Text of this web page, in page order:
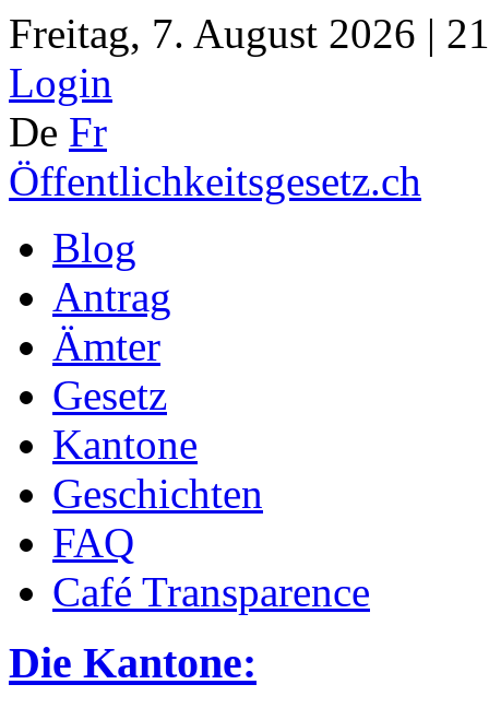
Freitag, 7. August 2026 |
Login
De Fr
Öffentlichkeitsgesetz.ch
Blog
Antrag
Ämter
Gesetz
Kantone
Geschichten
FAQ
Café Transparence
Die Kantone: